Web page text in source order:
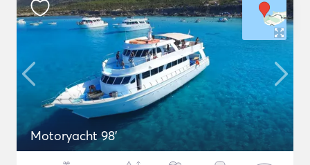
Motoryacht 98'